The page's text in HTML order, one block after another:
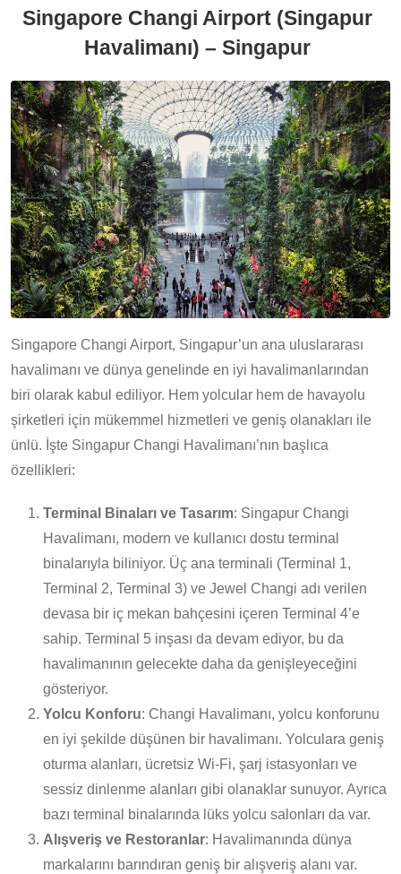
Singapore Changi Airport (Singapur
Havalimanı) – Singapur
Singapore Changi Airport, Singapur’un ana uluslararası
havalimanı ve dünya genelinde en iyi havalimanlarından
biri olarak kabul ediliyor. Hem yolcular hem de havayolu
şirketleri için mükemmel hizmetleri ve geniş olanakları ile
ünlü. İşte Singapur Changi Havalimanı’nın başlıca
özellikleri:
Terminal Binaları ve Tasarım: Singapur Changi
Havalimanı, modern ve kullanıcı dostu terminal
binalarıyla biliniyor. Üç ana terminali (Terminal 1,
Terminal 2, Terminal 3) ve Jewel Changi adı verilen
devasa bir iç mekan bahçesini içeren Terminal 4’e
sahip. Terminal 5 inşası da devam ediyor, bu da
havalimanının gelecekte daha da genişleyeceğini
gösteriyor.
Yolcu Konforu: Changi Havalimanı, yolcu konforunu
en iyi şekilde düşünen bir havalimanı. Yolculara geniş
oturma alanları, ücretsiz Wi-Fi, şarj istasyonları ve
sessiz dinlenme alanları gibi olanaklar sunuyor. Ayrıca
bazı terminal binalarında lüks yolcu salonları da var.
Alışveriş ve Restoranlar: Havalimanında dünya
markalarını barındıran geniş bir alışveriş alanı var.